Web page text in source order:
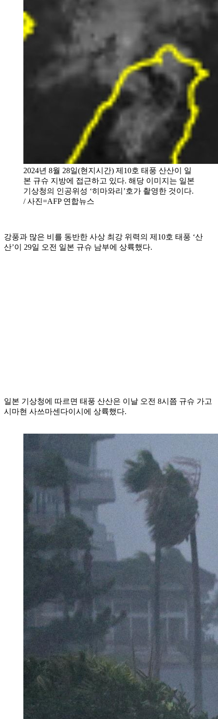
2024년 8월 28일(현지시간) 제10호 태풍 산산이 일
본 규슈 지방에 접근하고 있다. 해당 이미지는 일본
기상청의 인공위성 ‘히마와리’호가 촬영한 것이다.
/ 사진=AFP 연합뉴스
강풍과 많은 비를 동반한 사상 최강 위력의 제10호 태풍 ‘산
산’이 29일 오전 일본 규슈 남부에 상륙했다.
일본 기상청에 따르면 태풍 산산은 이날 오전 8시쯤 규슈 가고
시마현 사쓰마센다이시에 상륙했다.